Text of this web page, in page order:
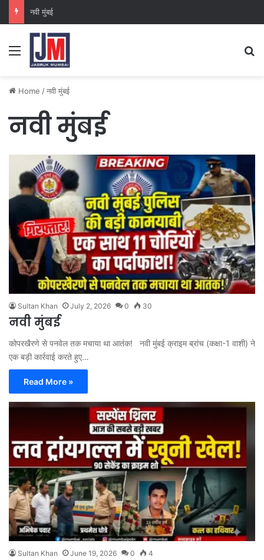
नवी मुंबई
Home /नवी मुंबई
नवी मुंबई
Sultan Khan July 2, 2026 0 30
नवी मुंबई
कोपरखैरणे से पनवेल तक मचाया था आतंक! नवी मुंबई क्राइम ब्रांच (कक्षा-1 वाशी) ने
एक बड़ी कार्रवाई करते हुए…
Read More »
Sultan Khan June 19, 2026 0 4